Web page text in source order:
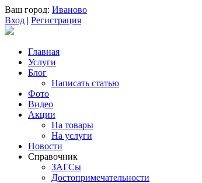
Ваш город: Иваново
Вход | Регистрация
Главная
Услуги
Блог
Написать статью
Фото
Видео
Акции
На товары
На услуги
Новости
Справочник
ЗАГСы
Достопримечательности